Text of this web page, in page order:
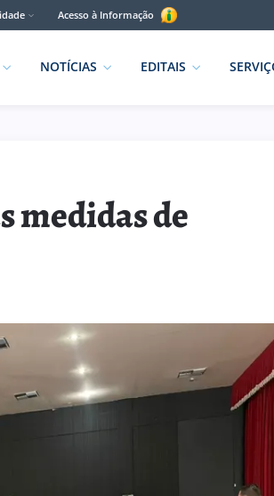
Acesso à Informação
NOTÍCIAS EDITAIS
medidas de